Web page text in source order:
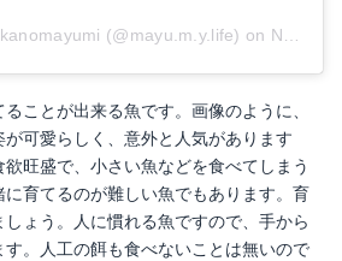
(@mayu.m.y.life) on Nov 9, 2018 at 2:28am PST
ことが出来る魚です。画像のように、
可愛らしく、意外と人気があります
旺盛で、小さい魚などを食べてしまう
育てるのが難しい魚でもあります。育
ょう。人に慣れる魚ですので、手から
。人工の餌も食べないことは無いので